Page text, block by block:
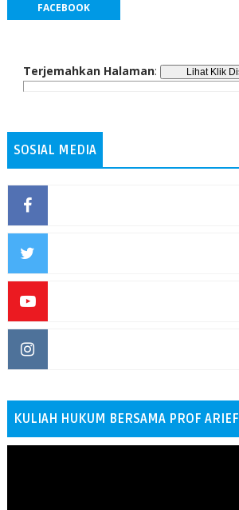
FACEBOOK
Terjemahkan Halaman:
SOSIAL MEDIA
KULIAH HUKUM BERSAMA PROF ARIEF